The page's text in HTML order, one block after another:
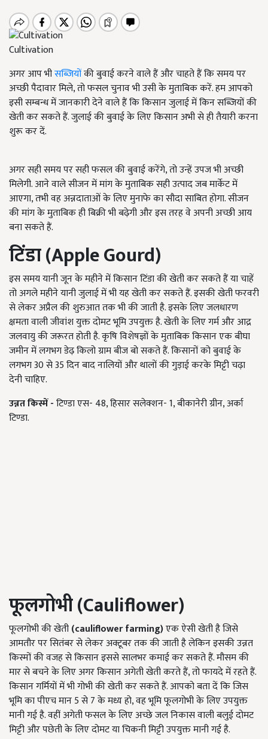
Cultivation
अगर आप भीसब्ज़ियोंकी बुवाई करने वाले हैं और चाहते हैं कि समय पर
अच्छी पैदावार मिले, तो फसल चुनाव भी उसी के मुताबिक करें. हम आपको
इसी सम्बन्ध में जानकारी देने वाले हैं कि किसान जुलाई में किन सब्जियों की
खेती कर सकते हैं. जुलाई की बुवाई के लिए किसान अभी से ही तैयारी करना
शुरू कर दें.
अगर सही समय पर सही फसल की बुवाई करेंगे, तो उन्हें उपज भी अच्छी
मिलेगी. आने वाले सीजन में मांग के मुताबिक सही उत्पाद जब मार्केट में
आएगा, तभी वह अन्नदाताओं के लिए मुनाफे का सौदा साबित होगा. सीजन
की मांग के मुताबिक ही बिक्री भी बढ़ेगी और इस तरह वे अपनी अच्छी आय
बना सकते हैं.
टिंडा (Apple Gourd)
इस समय यानी जून के महीने में किसान टिंडा की खेती कर सकते हैं या चाहें
तो अगले महीने यानी जुलाई में भी यह खेती कर सकते हैं. इसकी खेती फरवरी
से लेकर अप्रैल की शुरुआत तक भी की जाती है. इसके लिए जलधारण
क्षमता वाली जीवांश युक्त दोमट भूमि उपयुक्त है. खेती के लिए गर्म और आद्र
जलवायु की जरूरत होती है. कृषि विशेषज्ञों के मुताबिक किसान एक बीघा
जमीन में लगभग डेढ़ किलो ग्राम बीज बो सकते हैं. किसानों को बुवाई के
लगभग 30 से 35 दिन बाद नालियों और थालों की गुड़ाई करके मिट्टी चढ़ा
देनी चाहिए.
उन्नत किस्में -टिण्डा एस- 48, हिसार सलेक्शन- 1, बीकानेरी ग्रीन, अर्का
टिण्डा.
फूलगोभी (Cauliflower)
फूलगोभी की खेती(cauliflower farming)एक ऐसी खेती है जिसे
आमतौर पर सितंबर से लेकर अक्टूबर तक की जाती है लेकिन इसकी उन्नत
किस्मों की वजह से किसान इससे सालभर कमाई कर सकते हैं. मौसम की
मार से बचने के लिए अगर किसान अगेती खेती करते हैं, तो फायदे में रहते हैं.
किसान गर्मियों में भी गोभी की खेती कर सकते हैं. आपको बता दें कि जिस
भूमि का पीएच मान 5 से 7 के मध्य हो, वह भूमि फूलगोभी के लिए उपयुक्त
मानी गई है. वहीं अगेती फसल के लिए अच्छे जल निकास वाली बलुई दोमट
मिट्टी और पछेती के लिए दोमट या चिकनी मिट्टी उपयुक्त मानी गई है.